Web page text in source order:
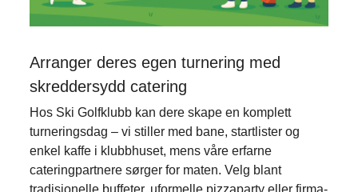
Arranger deres egen turnering med
skreddersydd catering
Hos Ski Golfklubb kan dere skape en komplett
turneringsdag – vi stiller med bane, startlister og
enkel kaffe i klubbhuset, mens våre erfarne
cateringpartnere sørger for maten. Velg blant
tradisjonelle buffeter, uformelle pizzaparty eller firma-